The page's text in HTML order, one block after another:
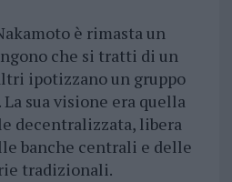
è rimasta un
che si tratti di un
ipotizzano un gruppo
sua visione era quella
decentralizzata, libera
banche centrali e delle
tradizionali.